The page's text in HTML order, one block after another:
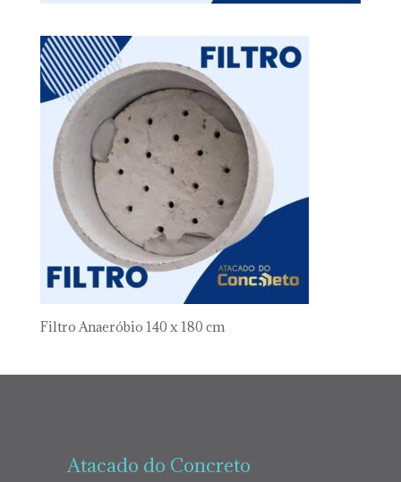
Filtro Anaeróbio 140 x 180 cm
Atacado do Concreto